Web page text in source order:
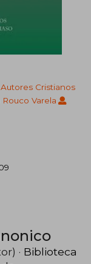
Cristianos
Varela
· Biblioteca